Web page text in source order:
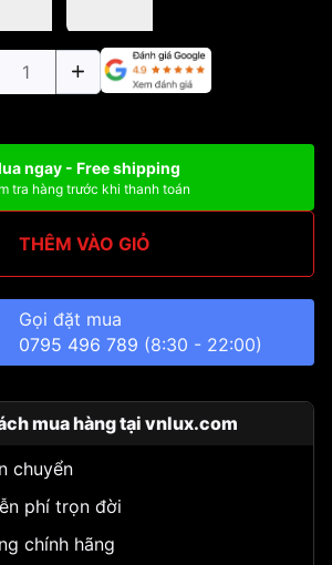
ngay - Free shipping
tra hàng trước khi thanh toán
THÊM VÀO GIỎ
Gọi đặt mua
0795 496 789 (8:30 - 22:00)
mua hàng tại vnlux.com
chuyển
phí trọn đời
chính hãng